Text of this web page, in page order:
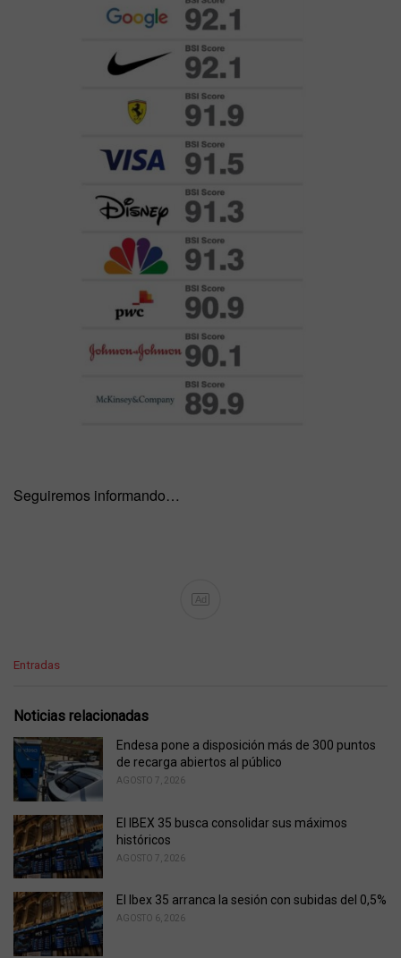
Seguiremos informando…
Ad
C
e
o
r
i
:
Entradas
Noticias relacionadas
Endesa pone a disposición más de 300 puntos
de recarga abiertos al público
AGOSTO 7, 2026
El IBEX 35 busca consolidar sus máximos
históricos
AGOSTO 7, 2026
El Ibex 35 arranca la sesión con subidas del 0,5%
AGOSTO 6, 2026